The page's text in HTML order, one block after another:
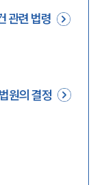
관련 법령
원의 결정